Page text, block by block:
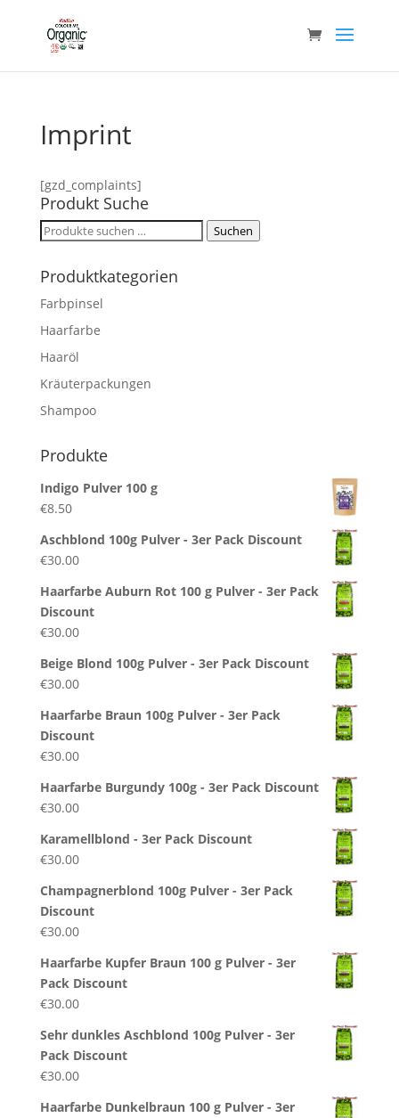
Imprint
[gzd_complaints]
Produkt Suche
Suchen
Suchen
Produktkategorien
Farbpinsel
Haarfarbe
Haaröl
Kräuterpackungen
Shampoo
Produkte
Indigo Pulver 100 g
€8.50
Aschblond 100g Pulver - 3er Pack Discount
€30.00
Haarfarbe Auburn Rot 100 g Pulver - 3er Pack
Discount
€30.00
Beige Blond 100g Pulver - 3er Pack Discount
€30.00
Haarfarbe Braun 100g Pulver - 3er Pack
Discount
€30.00
Haarfarbe Burgundy 100g - 3er Pack Discount
€30.00
Karamellblond - 3er Pack Discount
€30.00
Champagnerblond 100g Pulver - 3er Pack
Discount
€30.00
Haarfarbe Kupfer Braun 100 g Pulver - 3er
Pack Discount
€30.00
Sehr dunkles Aschblond 100g Pulver - 3er
Pack Discount
€30.00
Haarfarbe Dunkelbraun 100 g Pulver - 3er